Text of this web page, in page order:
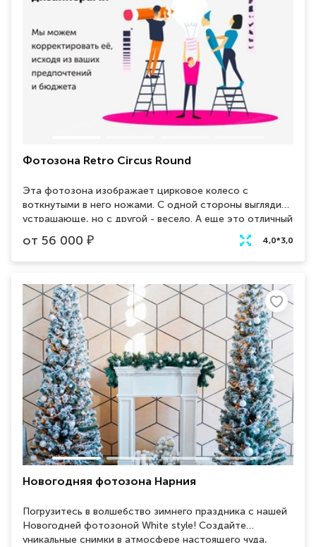
Фотозона Retro Circus Round
Эта фотозона изображает цирковое колесо с
воткнутыми в него ножами. С одной стороны выглядит
устрашающе, но с другой - весело. А еще это отличный
способ привлечь внимание и порадовать гостей. Не
стоит бояться, что ножи, воткнутые в колесо, могут
поранить гостей. Они достаточно тонкие и
такую фотозону на свадьбе, то можете смело
приглашать на неё фотографов, которые
специализируются на фотозонной съёмке.
от 56 000 ₽ 4,0*3,0
Новогодняя фотозона Нарния
Погрузитесь в волшебство зимнего праздника с нашей
Новогодней фотозоной White style! Создайте
уникальные снимки в атмосфере настоящего чуда,